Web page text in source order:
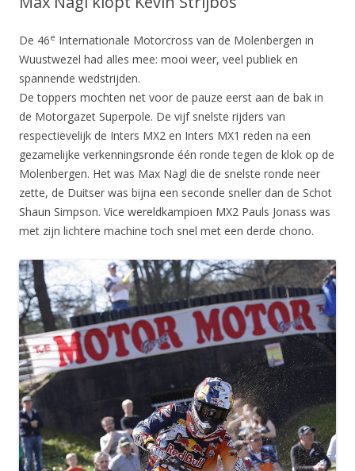
De 46e Internationale Motorcross van de Molenbergen in
Wuustwezel had alles mee: mooi weer, veel publiek en
spannende wedstrijden.
De toppers mochten net voor de pauze eerst aan de bak in
de Motorgazet Superpole. De vijf snelste rijders van
respectievelijk de Inters MX2 en Inters MX1 reden na een
gezamelijke verkenningsronde één ronde tegen de klok op de
Molenbergen. Het was Max Nagl die de snelste ronde neer
zette, de Duitser was bijna een seconde sneller dan de Schot
Shaun Simpson. Vice wereldkampioen MX2 Pauls Jonass was
met zijn lichtere machine toch snel met een derde chono.